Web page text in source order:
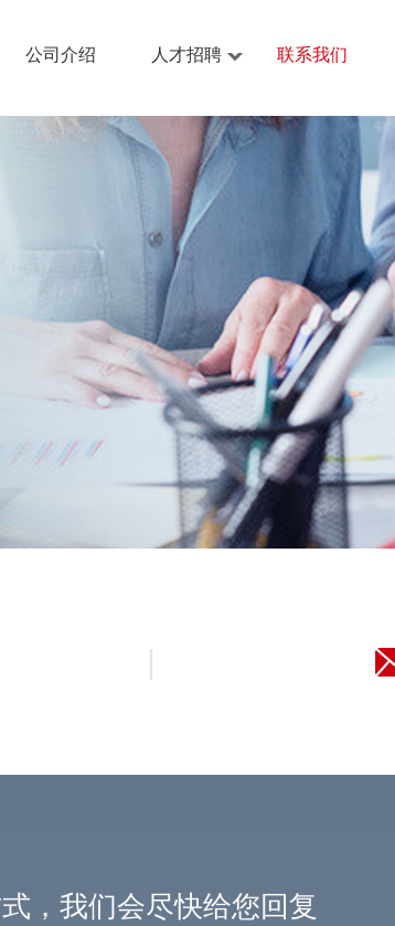
公司介绍 人才招聘 联系我们
|
，我们会尽快给您回复